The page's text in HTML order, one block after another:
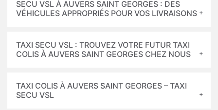
SECU VSL À AUVERS SAINT GEORGES : DES
VÉHICULES APPROPRIÉS POUR VOS LIVRAISONS
TAXI SECU VSL : TROUVEZ VOTRE FUTUR TAXI
COLIS À AUVERS SAINT GEORGES CHEZ NOUS
TAXI COLIS À AUVERS SAINT GEORGES – TAXI
SECU VSL